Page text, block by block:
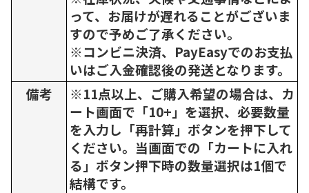
って、お届けが遅れることがございま
すので予めご了承ください。
※コンビニ決済、PayEasyでのお支払
いはご入金確認後の発送となります。
備考
※11点以上、ご購入希望の場合は、カ
ート画面で「10+」を選択、必要数量
を入力し「再計算」ボタンを押下して
ください。当画面での「カートに入れ
る」ボタン押下時の数量選択は1個で
結構です。